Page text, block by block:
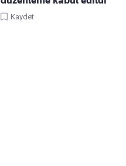
Kaydet